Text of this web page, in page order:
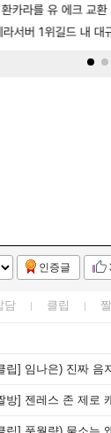
환카라를 유 에크 교
라서버 1위길드 내 대규
에포크 시즌5 - 서
6’ 예판 흥행…테
인증글
담 클립
립] 임나은) 진짜 음
방] 젠레스 존 제로